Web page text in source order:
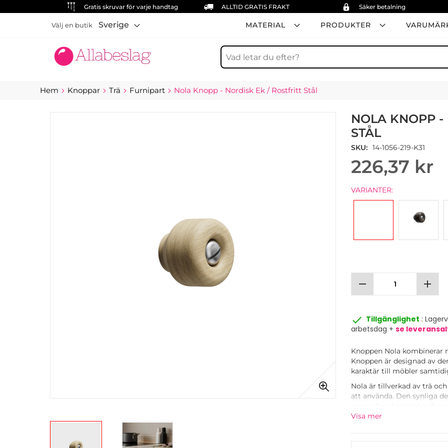
Gratis skruvar för varje handtag ALLTID GRATIS FRAKT Säker betalning
MATERIAL PRODUKTER
Välj en butik Sverige
Sök
Hem Knoppar Trä Furnipart Nola Knopp - Nordisk Ek / Rostfritt Stål
NOLA KNOPP -
STÅL
SKU 14-1056-219-K31
226,37 kr
VARIANTER:
remove add
done Tillgänglighet :
arbetsdag + se
Knoppen Nola kombinerar
Knoppen är designad av
karaktär till möbler
Nola är tillverkad av trä
att använda. Den synliga
en modern kontrast och
ståldetaljen ser ut som en
Visa mer